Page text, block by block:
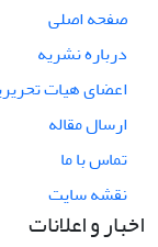
صفحه اصلی
درباره نشریه
اعضای هیات
ارسال مقاله
تماس با ما
نقشه سایت
اخبار و اعلانات